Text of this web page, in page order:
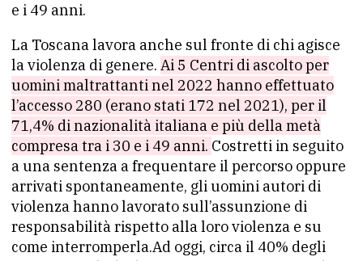
e i 49 anni.
La Toscana lavora anche sul fronte di chi agisce
la violenza di genere. Ai 5 Centri di ascolto per
uomini maltrattanti nel 2022 hanno effettuato
l’accesso 280 (erano stati 172 nel 2021), per il
71,4% di nazionalità italiana e più della metà
compresa tra i 30 e i 49 anni. Costretti in seguito
a una sentenza a frequentare il percorso oppure
arrivati spontaneamente, gli uomini autori di
violenza hanno lavorato sull’assunzione di
responsabilità rispetto alla loro violenza e su
come interromperla.Ad oggi, circa il 40% degli